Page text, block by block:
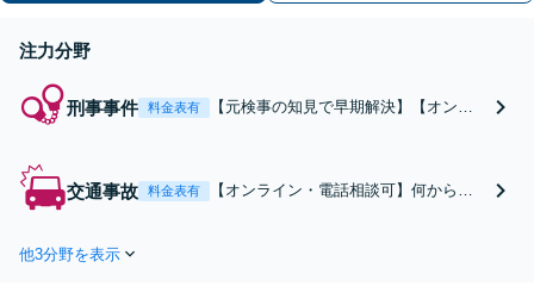
注力分野
刑事事件 料金表有
【元検事の知見で早期解決】【オンラ
力でサポートします。一人で悩まず、
まずはお気軽にご相談ください【休
交通事故 料金表有
【オンライン・電話相談可】何から手
他3分野を表示